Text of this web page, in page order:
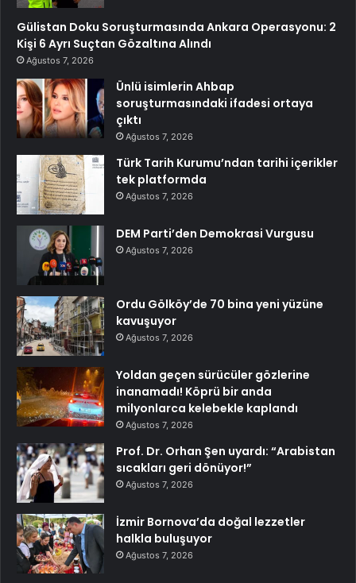
Gülistan Doku Soruşturmasında Ankara Operasyonu: 2
Kişi 6 Ayrı Suçtan Gözaltına Alındı
Ağustos 7, 2026
Ünlü isimlerin Ahbap
soruşturmasındaki ifadesi ortaya
çıktı
Ağustos 7, 2026
Türk Tarih Kurumu’ndan tarihi içerikler
tek platformda
Ağustos 7, 2026
DEM Parti’den Demokrasi Vurgusu
Ağustos 7, 2026
Ordu Gölköy’de 70 bina yeni yüzüne
kavuşuyor
Ağustos 7, 2026
Yoldan geçen sürücüler gözlerine
inanamadı! Köprü bir anda
milyonlarca kelebekle kaplandı
Ağustos 7, 2026
Prof. Dr. Orhan Şen uyardı: “Arabistan
sıcakları geri dönüyor!”
Ağustos 7, 2026
İzmir Bornova’da doğal lezzetler
halkla buluşuyor
Ağustos 7, 2026